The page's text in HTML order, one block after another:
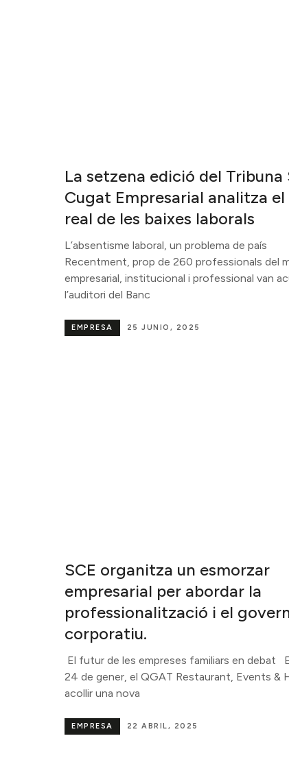
La setzena edició del Tribuna
Cugat Empresarial analitza
real de les baixes laborals
L’absentisme laboral, un problema de país
Recentment, prop de 260 professionals del
empresarial, institucional i professional van
l’auditori del Banc
25 JUNIO, 2025
EMPRESA
SCE organitza un esmorzar
empresarial per abordar la
professionalització i el
corporatiu.
El futur de les empreses familiars en debat
24 de gener, el QGAT Restaurant, Events &
acollir una nova
22 ABRIL, 2025
EMPRESA